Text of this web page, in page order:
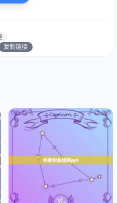
都会在心底记着你对他们的
不会因为一件小事就将你拉
座隐的性格冷血。
到了钱花光后的痛苦，以至于
。过度的居安思危让我们多
让我们很快的从痛苦中走出
复制链接